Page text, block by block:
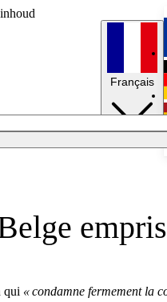
Français
qui « condamne fermement la